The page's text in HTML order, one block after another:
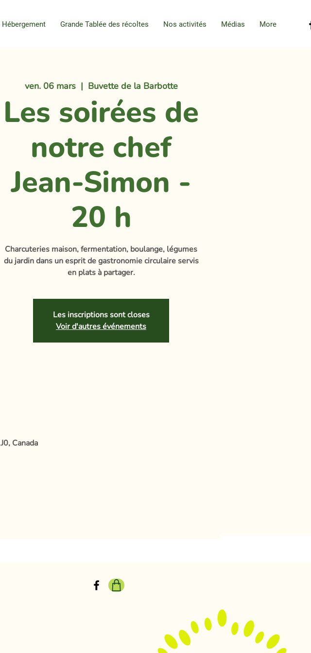
Hébergement Grande Tablée des récoltes Nos activités Médias More
ven. 06 mars
  |
Buvette de la Barbotte
Les soirées de
notre chef
Jean-Simon -
20 h
Charcuteries maison, fermentation, boulange, légumes
du jardin dans un esprit de gastronomie circulaire servis
en plats à partager.
Les inscriptions sont closes
Voir d'autres événements
Canada